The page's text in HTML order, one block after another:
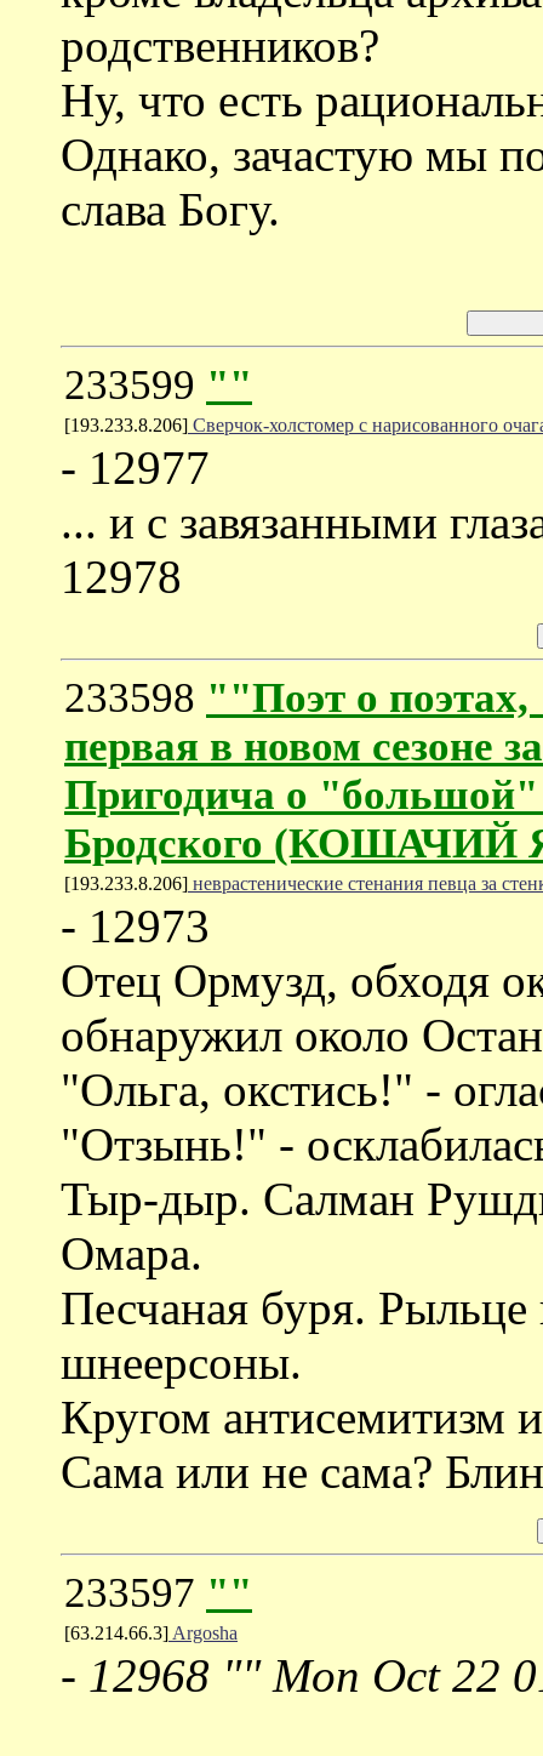
родственников?
Ну, что есть
Однако, зачастую мы
слава Богу.
233599 ""
[193.233.8.206] Сверчок-холстомер с нарисованного
- 12977
... и с завязанными
12978
233598 ""Поэт о
первая в новом сезоне
Пригодича о
Бродского
[193.233.8.206] неврастенические стенания певца за
- 12973
Отец Ормузд, обходя
обнаружил около
"Ольга, окстись!" -
"Отзынь!" -
Тыр-дыр. Салман
Омара.
Песчаная буря.
шнеерсоны.
Кругом антисемитизм
Сама или не сама?
233597 ""
[63.214.66.3] Argosha
- 12968 "" Mon Oct 22